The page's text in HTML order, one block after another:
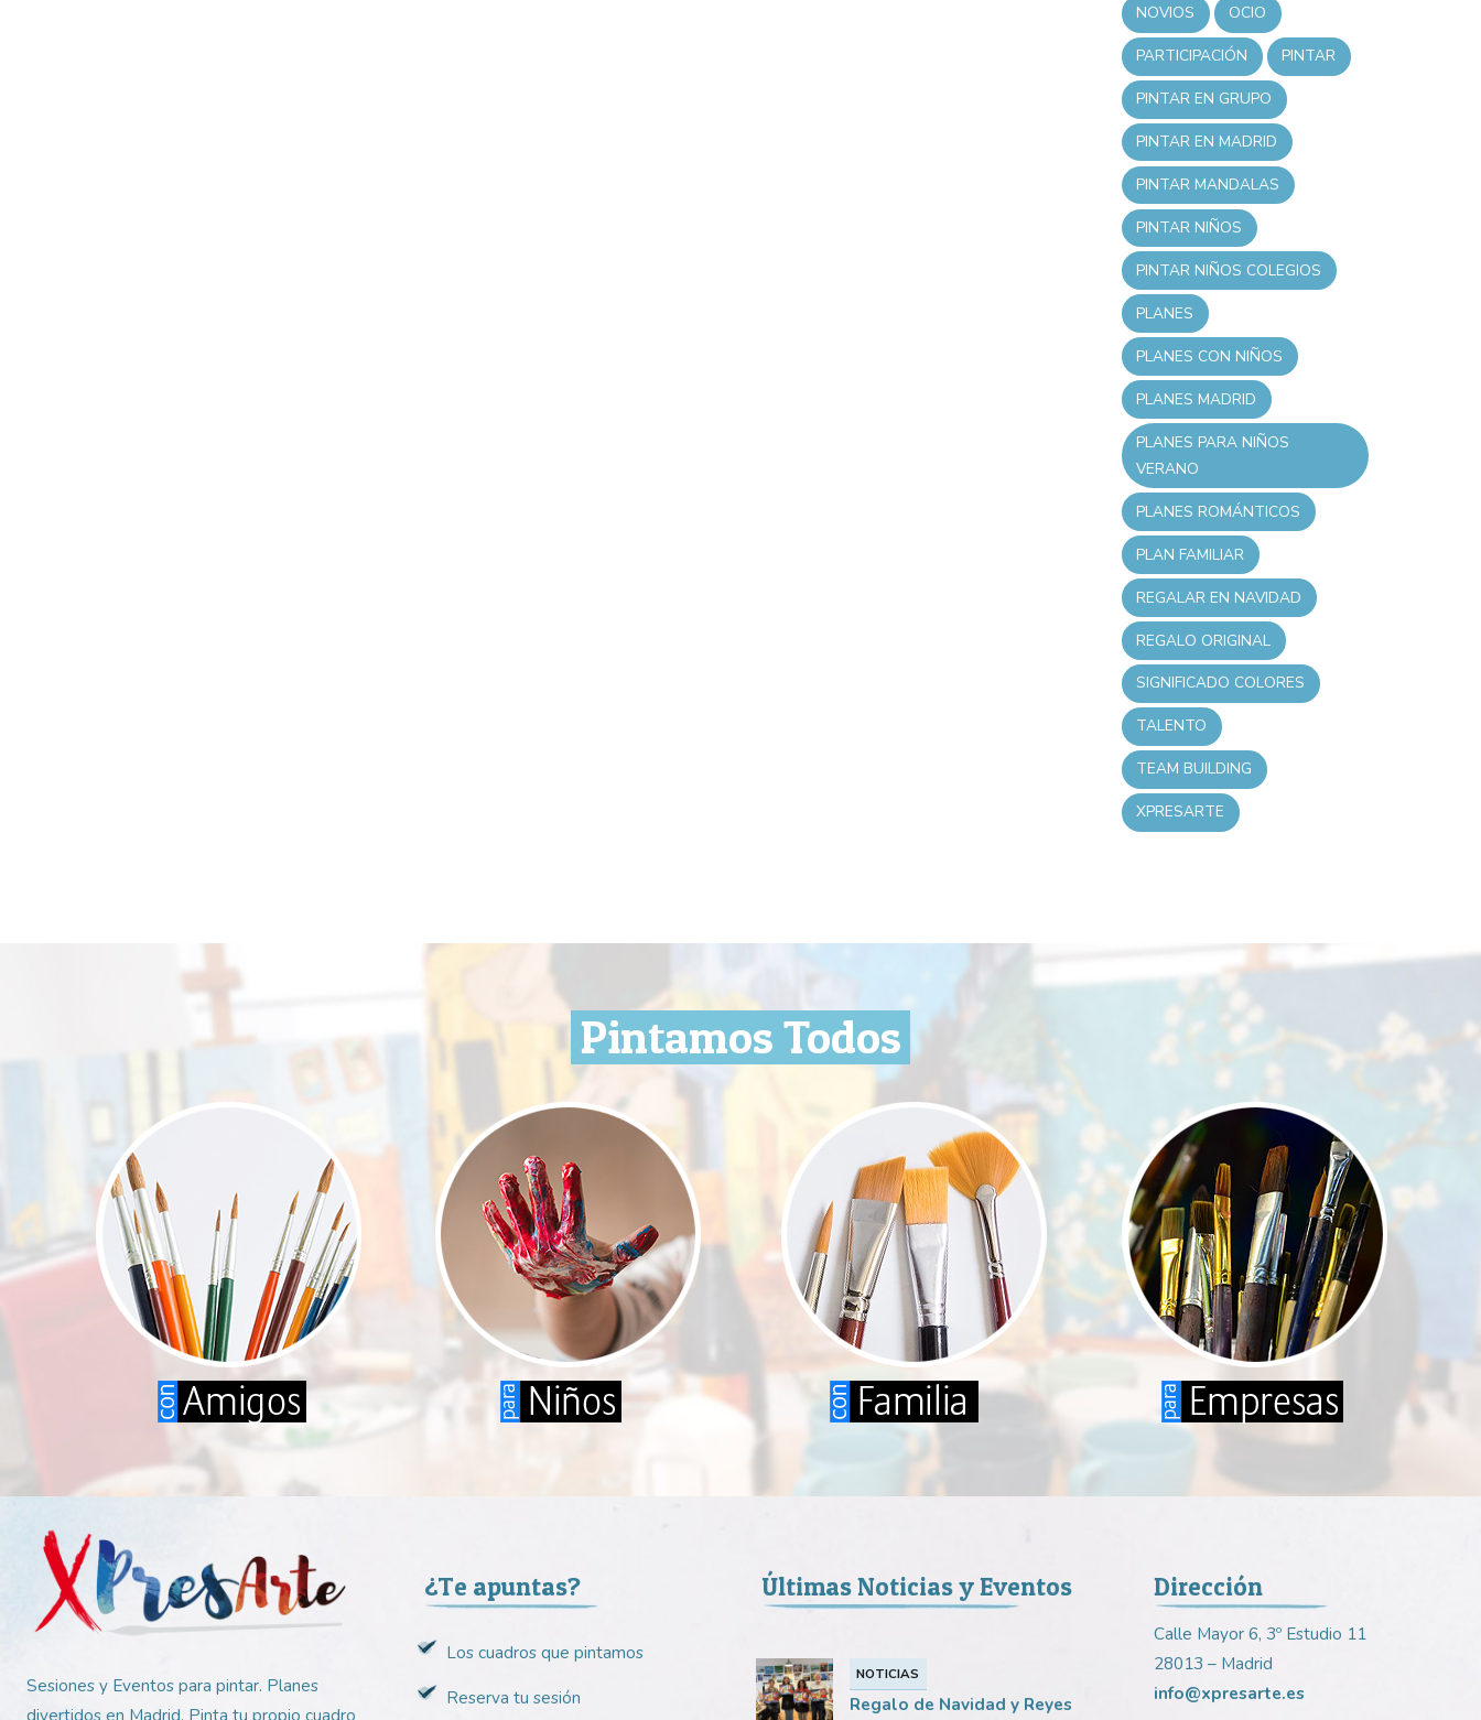
NOVIOS OCIO
PARTICIPACIÓN PINTAR
PINTAR EN GRUPO
PINTAR EN MADRID
PINTAR MANDALAS
PINTAR NIÑOS
PINTAR NIÑOS COLEGIOS
PLANES
PLANES CON NIÑOS
PLANES MADRID
PLANES PARA NIÑOS
VERANO
PLANES ROMÁNTICOS
PLAN FAMILIAR
REGALAR EN NAVIDAD
REGALO ORIGINAL
SIGNIFICADO COLORES
TALENTO
TEAM BUILDING
XPRESARTE
Pintamos Todos
Sesiones y Eventos para pintar. Planes
¿Te apuntas?
Los cuadros que pintamos
Reserva tu sesión
Últimas Noticias y Eventos
NOTICIAS
Regalo de Navidad y Reyes
Dirección
Calle Mayor 6, 3º Estudio 11
28013 – Madrid
info@xpresarte.es